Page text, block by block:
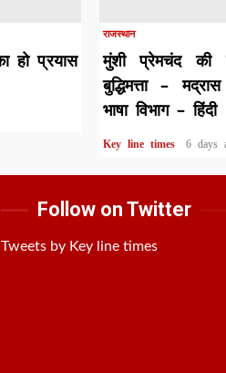
हो प्रयास
राजस्थान
मुंशी प्रेमचंद की
बुद्धिमत्ता –
भाषा विभाग – हिंदी
Key line times 6 days
Follow on Twitter
Tweets by Key line times